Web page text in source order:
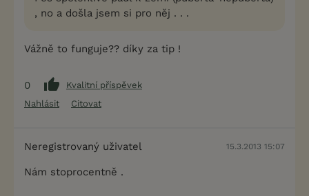
, no a došla jsem si pro něj . . .
Vážně to funguje?? díky za tip !
0
Kvalitní příspěvek
Nahlásit
Citovat
Neregistrovaný uživatel 15.3.2013 15:07
Nám stoprocentně .